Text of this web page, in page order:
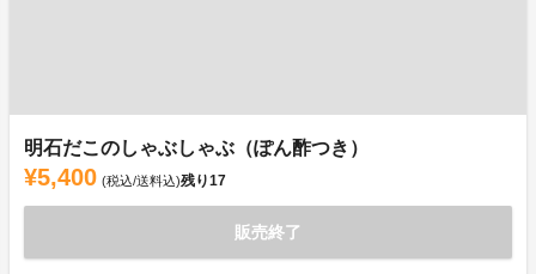
明石だこのしゃぶしゃぶ（ぽん酢つき）
¥5,400 (税込/送料込)残り17
販売終了